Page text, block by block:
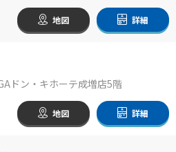
地図 詳細
ドン・キホーテ成増店5階
地図 詳細